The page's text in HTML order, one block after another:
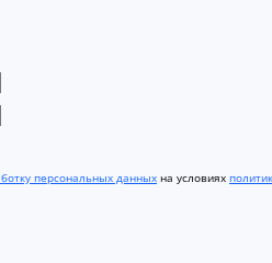
персональных данных на условиях